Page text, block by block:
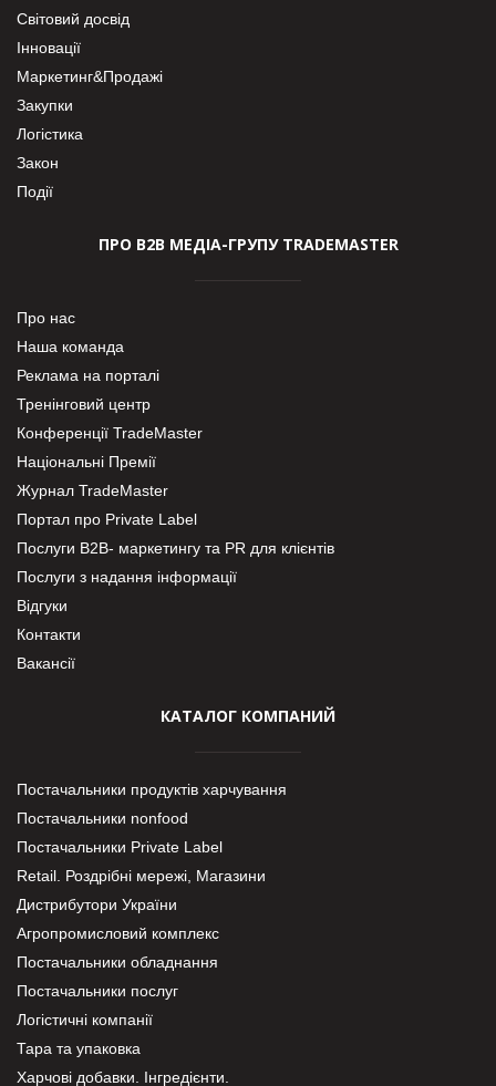
Світовий досвід
Інновації
Маркетинг&Продажі
Закупки
Логістика
Закон
Події
ПРО В2В МЕДІА-ГРУПУ TRADEMASTER
Про нас
Наша команда
Реклама на порталі
Тренінговий центр
Конференції TradeMaster
Національні Премії
Журнал TradeMaster
Портал про Private Label
Послуги В2В- маркетингу та PR для клієнтів
Послуги з надання інформації
Відгуки
Контакти
Вакансії
КАТАЛОГ КОМПАНИЙ
Постачальники продуктів харчування
Постачальники nonfood
Постачальники Private Label
Retail. Роздрібні мережі, Магазини
Дистрибутори України
Агропромисловий комплекс
Постачальники обладнання
Постачальники послуг
Логістичні компанії
Тара та упаковка
Харчові добавки. Інгредієнти.